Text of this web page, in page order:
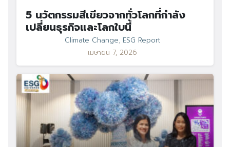
5 นวัตกรรมสีเขียวจากทั่วโลกที่กำลัง
เปลี่ยนธุรกิจและโลกใบนี้
Climate Change, ESG Report
เมษายน 7, 2026